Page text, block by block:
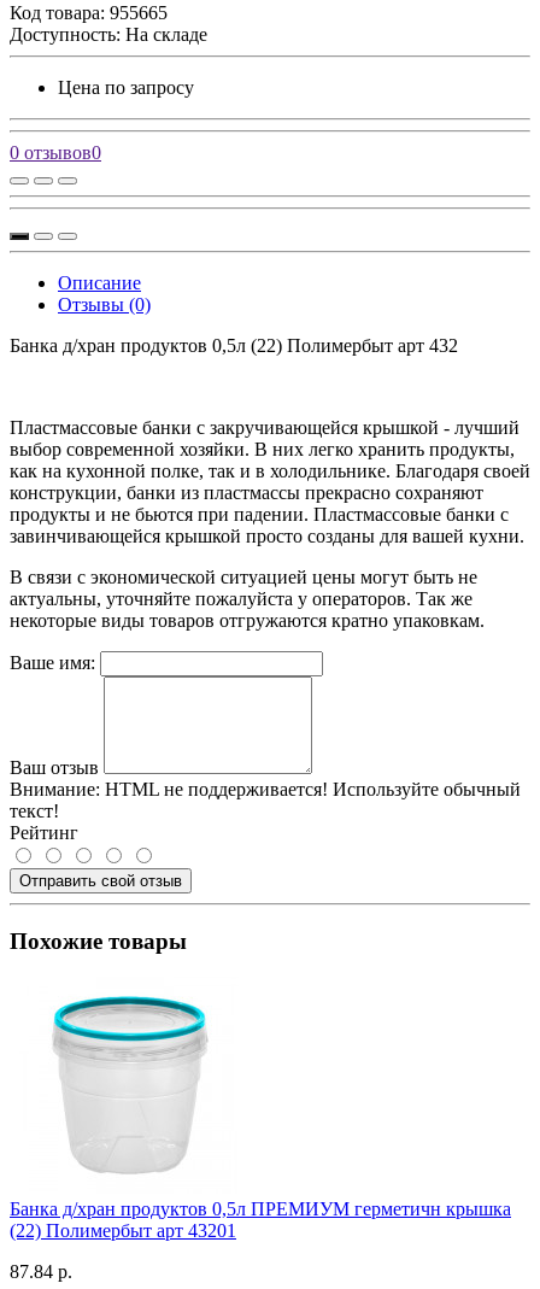
Код товара: 955665
Доступность: На складе
Цена по запросу
0 отзывов0
Описание
Отзывы (0)
Банка д/хран продуктов 0,5л (22) Полимербыт арт 432
Пластмассовые банки с закручивающейся крышкой - лучший
выбор современной хозяйки. В них легко хранить продукты,
как на кухонной полке, так и в холодильнике. Благодаря своей
конструкции, банки из пластмассы прекрасно сохраняют
продукты и не бьются при падении. Пластмассовые банки с
завинчивающейся крышкой просто созданы для вашей кухни.
В связи с экономической ситуацией цены могут быть не
актуальны, уточняйте пожалуйста у операторов. Так же
некоторые виды товаров отгружаются кратно упаковкам.
Ваше имя:
Ваш отзыв
Внимание: HTML не поддерживается! Используйте обычный
текст!
Рейтинг
Отправить свой отзыв
Похожие товары
Банка д/хран продуктов 0,5л ПРЕМИУМ герметичн крышка
(22) Полимербыт арт 43201
87.84 р.